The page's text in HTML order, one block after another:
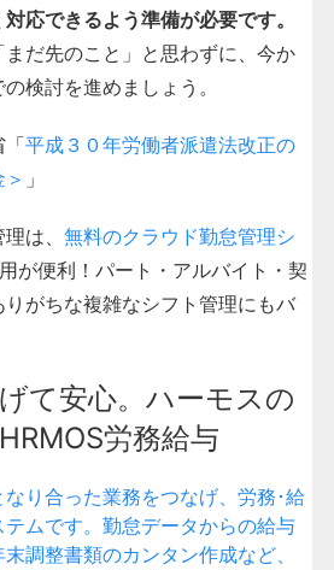
応できるよう準備が必要です。
だ先のこと」と思わずに、今か
検討を進めましょう。
「平成３０年労働者派遣法改正の
」
は、 無料のクラウド勤怠管理シ
が便利！パート・アルバイト・契
がちな複雑なシフト管理にもバ
て安心。ハーモスの
労務給与
り合った業務をつなげ、労務･給
ムです。勤怠データからの給与
調整書類のカンタン作成など、